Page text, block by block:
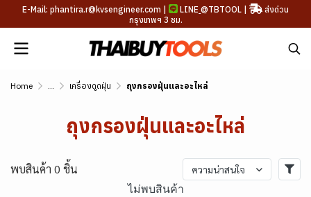
E-Mail: phantira.r@kvsengineer.com | LINE @TBTOOL |
ส่งด่วน
กรุงเทพฯ 3 ชม.
Home ... เครื่องดูดฝุ่น ถุงกรองฝุ่นและอะไหล่
ถุงกรองฝุ่นและอะไหล่
พบสินค้า 0 ชิ้น ความน่าสนใจ
ไม่พบสินค้า